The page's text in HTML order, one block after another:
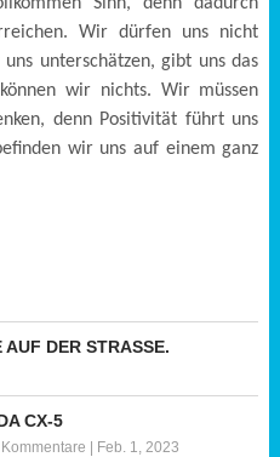
Wir dürfen uns nicht
unterschätzen, gibt uns das
wir nichts. Wir müssen
denn Positivität führt uns
wir uns auf einem ganz
AUF DER STRASSE.
CX-5
| Feb. 1, 2023